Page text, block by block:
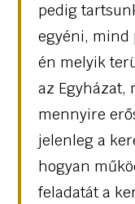
pedig
egyéni, mind
én melyik
az Egyházat,
mennyire
jelenleg a
hogyan
feladatát a